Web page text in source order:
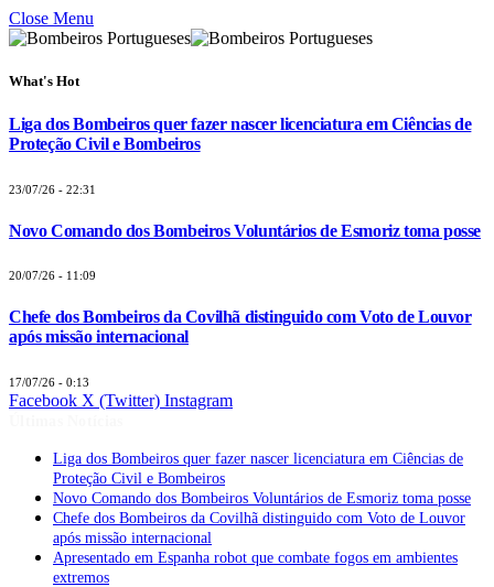
Close Menu
What's Hot
Liga dos Bombeiros quer fazer nascer licenciatura em Ciências de
Proteção Civil e Bombeiros
23/07/26 - 22:31
Novo Comando dos Bombeiros Voluntários de Esmoriz toma posse
20/07/26 - 11:09
Chefe dos Bombeiros da Covilhã distinguido com Voto de Louvor
após missão internacional
17/07/26 - 0:13
Facebook X (Twitter) Instagram
Liga dos Bombeiros quer fazer nascer licenciatura em Ciências de
Proteção Civil e Bombeiros
Novo Comando dos Bombeiros Voluntários de Esmoriz toma posse
Chefe dos Bombeiros da Covilhã distinguido com Voto de Louvor
após missão internacional
Apresentado em Espanha robot que combate fogos em ambientes
extremos